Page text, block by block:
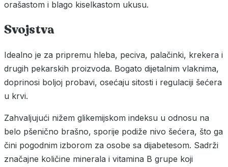
orašastom i blago kiselkastom ukusu.
Svojstva
Idealno je za pripremu hleba, peciva, palačinki, krekera i
drugih pekarskih proizvoda. Bogato dijetalnim vlaknima,
doprinosi boljoj probavi, osećaju sitosti i regulaciji šećera
u krvi.
Zahvaljujući nižem glikemijskom indeksu u odnosu na
belo pšenično brašno, sporije podiže nivo šećera, što ga
čini pogodnim izborom za osobe sa dijabetesom. Sadrži
značajne količine minerala i vitamina B grupe koji